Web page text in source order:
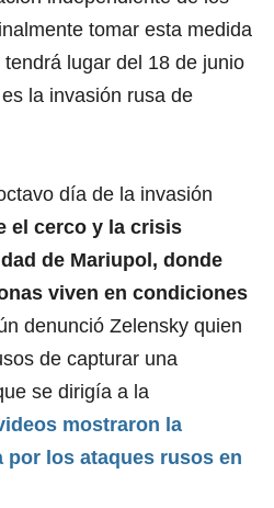
tomar esta medida
lugar del 18 de junio
la invasión rusa de
día de la invasión
el cerco y la crisis
de Mariupol, donde
viven en condiciones
denunció Zelensky quien
de capturar una
se dirigía a la
mostraron la
por los ataques rusos en